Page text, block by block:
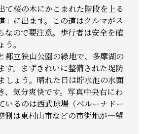
て桜の木にかこまれた階段を上る
」に出ます。この道はクルマがス
なので要注意。歩行者は安全を確
。
都立狭山公園の緑地で、多摩湖の
す。まずきれいに整備された堤防
しょう。晴れた日は貯水池の水面
、気分爽快です。写真中央右にわ
いるのは西武球場（ベルーナドー
側は東村山市などの市街地が一望